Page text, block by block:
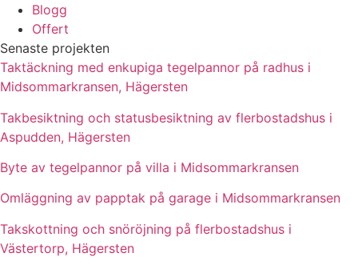
Blogg
Offert
Senaste projekten
Taktäckning med enkupiga tegelpannor på radhus i
Midsommarkransen, Hägersten
Takbesiktning och statusbesiktning av flerbostadshus i
Aspudden, Hägersten
Byte av tegelpannor på villa i Midsommarkransen
Omläggning av papptak på garage i Midsommarkransen
Takskottning och snöröjning på flerbostadshus i
Västertorp, Hägersten